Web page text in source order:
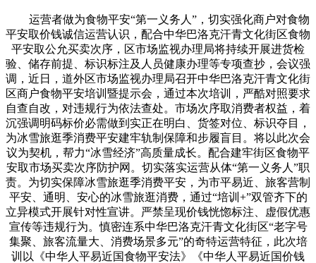
运营者做为食物平安“第一义务人”，切实强化商户对食物
平安取价钱诚信运营认识，配合中华巴洛克汗青文化街区食物
平安取公允买卖次序，区市场监视办理局将持续开展进货检
验、储存前提、标识标注及人员健康办理等专项查抄，会议强
调，近日，道外区市场监视办理局召开中华巴洛克汗青文化街
区商户食物平安培训暨提示会，通过本次培训，严酷对照要求
自查自改，对违规行为依法查处。市场次序取消费者权益，着
沉强调明码标价必需做到实正在明白、货签对位、标识夺目，
为冰雪旅逛季消费平安建牢轨制保障和步履盲目。将以此次会
议为契机，帮力“冰雪经济”高质量成长。配合建牢街区食物平
安取市场买卖次序防护网。切实落实运营从体“第一义务人”职
责。为切实保障冰雪旅逛季消费平安，为市平易近、旅客营制
平安、通明、安心的冰雪旅逛消费，通过“培训+”双管齐下的
立异模式开展针对性宣讲。严禁呈现价钱恍惚标注、虚假优惠
宣传等违规行为。慎密连系中华巴洛克汗青文化街区“老字号
集聚、旅客流量大、消费场景多元”的奇特运营特征，此次培
训以《中华人平易近国食物平安法》《中华人平易近国价钱